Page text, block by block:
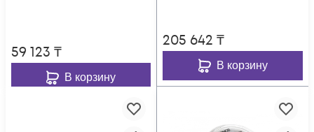
без КМЧ
59 123 ₸
В корзину
205 642 ₸
В корзину